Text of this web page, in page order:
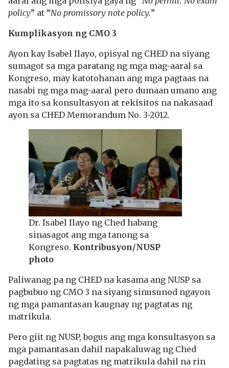
policy” at “No promissory note policy.”
Kumplikasyon ng CMO 3
Ayon kay Isabel Ilayo, opisyal ng CHED na siyang
sumagot sa mga paratang ng mga mag-aaral sa
Kongreso, may katotohanan ang mga pagtaas na
nasabi ng mga mag-aaral pero dumaan umano ang
mga ito sa konsultasyon at rekisitos na nakasaad
ayon sa CHED Memorandum No. 3-2012.
Dr. Isabel Ilayo ng Ched habang
sinasagot ang mga tanong sa
Kongreso. Kontribusyon/NUSP
photo
Paliwanag pa ng CHED na kasama ang NUSP sa
pagbubuo ng CMO 3 na siyang sinusunod ngayon
ng mga pamantasan kaugnay ng pagtatas ng
matrikula.
Pero giit ng NUSP, bogus ang mga konsultasyon sa
mga pamantasan dahil napakaluwag ng Ched
pagdating sa pagtatas ng matrikula dahil na rin